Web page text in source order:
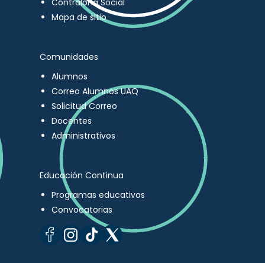
Contraloría Social
Mapa de sitio
Comunidades
Alumnos
Correo Alumnos UAQ
Solicitud Correo
Docentes
Administrativos
Educación Continua
Programas educativos
Convocatorias